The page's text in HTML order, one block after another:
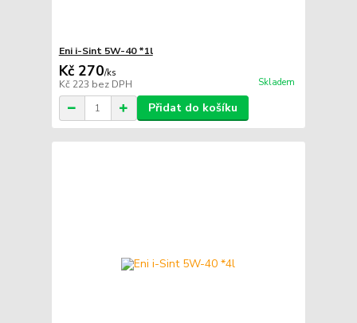
Eni i-Sint 5W-40 *1l
Kč 270/ks
Kč 223 bez DPH Skladem
Přidat do košíku